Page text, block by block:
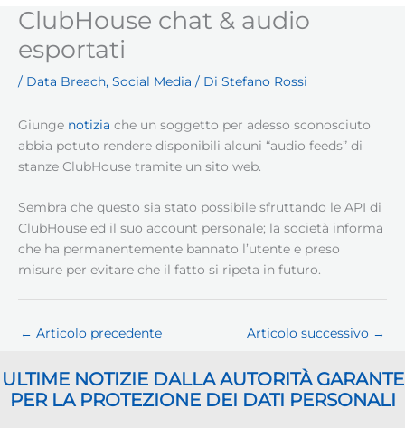
ClubHouse chat & audio
esportati
/ Data Breach, Social Media / Di Stefano Rossi
Giunge notizia che un soggetto per adesso sconosciuto
abbia potuto rendere disponibili alcuni “audio feeds” di
stanze ClubHouse tramite un sito web.
Sembra che questo sia stato possibile sfruttando le API di
ClubHouse ed il suo account personale; la società informa
che ha permanentemente bannato l’utente e preso
misure per evitare che il fatto si ripeta in futuro.
← Articolo precedente Articolo successivo →
ULTIME NOTIZIE DALLA AUTORITÀ GARANTE
PER LA PROTEZIONE DEI DATI PERSONALI